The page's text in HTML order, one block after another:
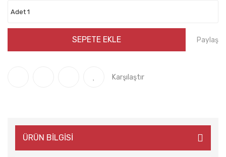
SEPETE EKLE Paylaş
Karşılaştır
ÜRÜN BİLGİSİ